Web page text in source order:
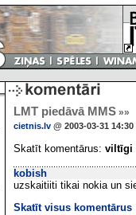
LMT piedāvā MMS »»
cietnis.lv @ 2003-03-31 14:30
Skatīt komentārus: viltīgi
kobish
uzskaitiiti tikai nokia un
Skatīt visus komentārus